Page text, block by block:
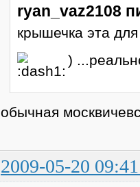
ryan_vaz2108
крышечка эта
)
обычная
2009-05-20